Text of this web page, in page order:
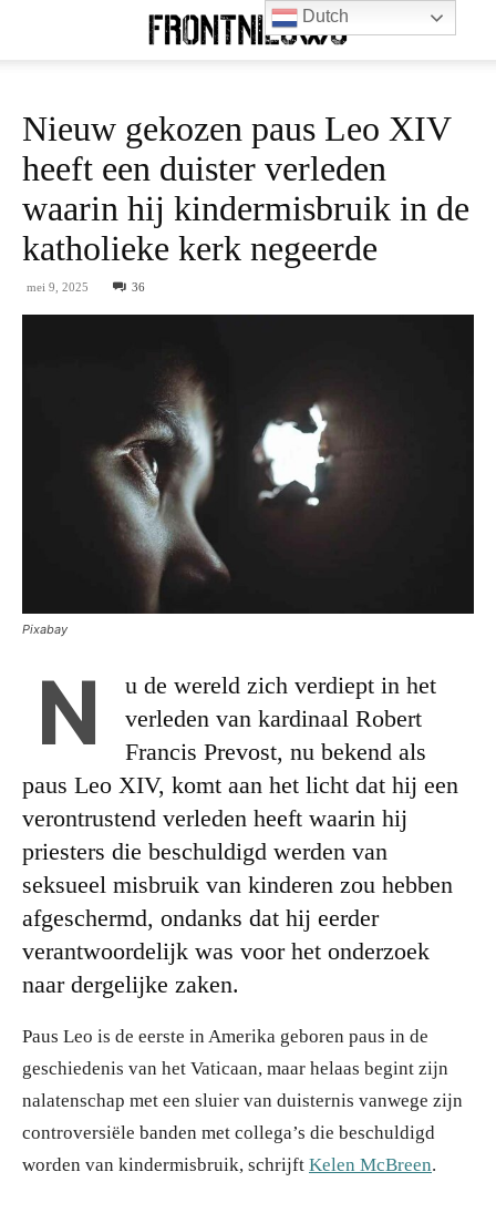
Nieuw gekozen paus Leo XIV
heeft een duister verleden
waarin hij kindermisbruik in de
katholieke kerk negeerde
mei 9, 2025 36
Pixabay
N
u de wereld zich verdiept in het
verleden van kardinaal Robert
Francis Prevost, nu bekend als
paus Leo XIV, komt aan het licht dat hij een
verontrustend verleden heeft waarin hij
priesters die beschuldigd werden van
seksueel misbruik van kinderen zou hebben
afgeschermd, ondanks dat hij eerder
verantwoordelijk was voor het onderzoek
naar dergelijke zaken.
Paus Leo is de eerste in Amerika geboren paus in de
geschiedenis van het Vaticaan, maar helaas begint zijn
nalatenschap met een sluier van duisternis vanwege zijn
controversiële banden met collega’s die beschuldigd
worden van kindermisbruik, schrijft Kelen McBreen.
Dutch